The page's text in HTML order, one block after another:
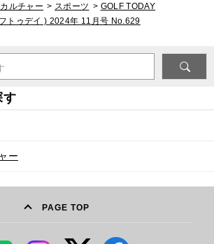
ルチャー > スポーツ > GOLF TODAY
トゥデイ ) 2024年 11月号 No.629
ー
PAGE TOP